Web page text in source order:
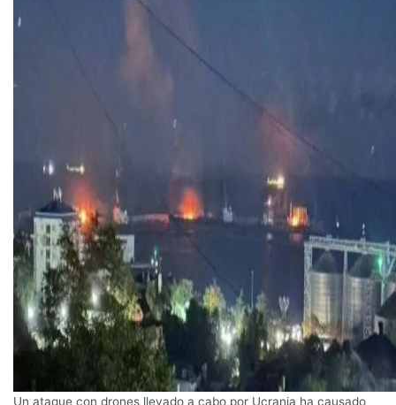
Un ataque con drones llevado a cabo por Ucrania ha causado